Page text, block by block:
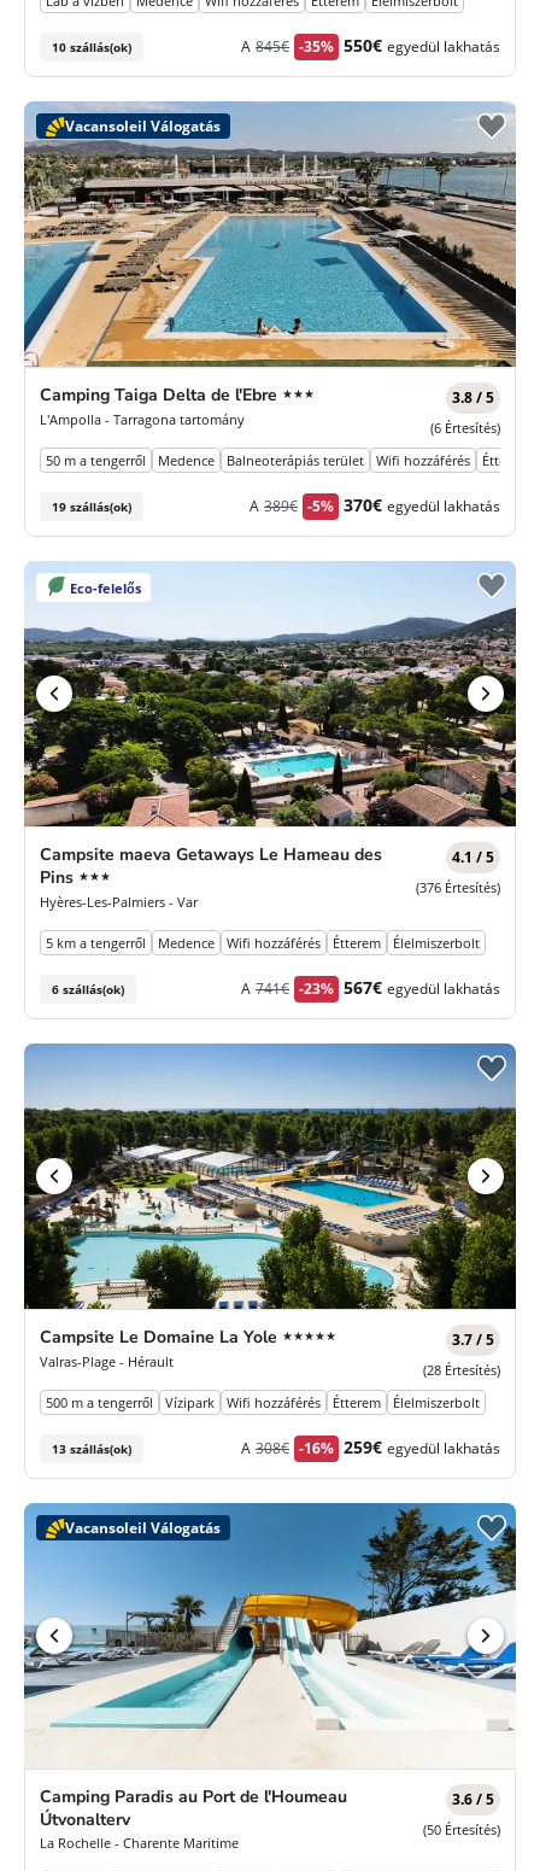
10 szállás(ok) A Korábbi
845€ -35% Új
550€ egyedül lakhatás
Vacansoleil Válogatás
Camping Taiga Delta de l'Ebre ★★★
L'Ampolla - Tarragona tartomány
3.8 / 5
(6 Értesítés)
50 m a tengerről
Medence Balneoterápiás terület Wifi hozzáférés Étterem
19 szállás(ok) A Korábbi
389€ -5% Új
370€ egyedül lakhatás
Eco-felelős
Campsite maeva Getaways Le Hameau des
Pins ★★★
Csillagok
Hyères-Les-Palmiers - Var
4.1 / 5
(376 Értesítés)
5 km a tengerről Medence Wifi hozzáférés Étterem Élelmiszerbolt
6 szállás(ok) A Korábbi
741€ -23% Új
567€ egyedül lakhatás
Campsite Le Domaine La Yole ★★★★★
Valras-Plage - Hérault
3.7 / 5
(28 Értesítés)
500 m a tengerről
Vízipark Wifi hozzáférés Étterem Élelmiszerbolt
13 szállás(ok) A Korábbi
308€ -16% Új
259€ egyedül lakhatás
Vacansoleil Válogatás
Camping Paradis au Port de l'Houmeau
Útvonalterv
La Rochelle - Charente Maritime
3.6 / 5
(50 Értesítés)